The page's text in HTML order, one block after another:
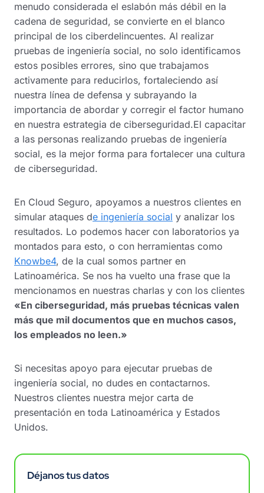
menudo considerada el eslabón más débil en la
cadena de seguridad, se convierte en el blanco
principal de los ciberdelincuentes. Al realizar
pruebas de ingeniería social, no solo identificamos
estos posibles errores, sino que trabajamos
activamente para reducirlos, fortaleciendo así
nuestra línea de defensa y subrayando la
importancia de abordar y corregir el factor humano
en nuestra estrategia de ciberseguridad.El capacitar
a las personas realizando pruebas de ingeniería
social, es la mejor forma para fortalecer una cultura
de ciberseguridad.
En Cloud Seguro, apoyamos a nuestros clientes en
simular ataques de ingeniería social y analizar los
resultados. Lo podemos hacer con laboratorios ya
montados para esto, o con herramientas como
Knowbe4, de la cual somos partner en
Latinoamérica. Se nos ha vuelto una frase que la
mencionamos en nuestras charlas y con los clientes
«En ciberseguridad, más pruebas técnicas valen
más que mil documentos que en muchos casos,
los empleados no leen.»
Si necesitas apoyo para ejecutar pruebas de
ingeniería social, no dudes en contactarnos.
Nuestros clientes nuestra mejor carta de
presentación en toda Latinoamérica y Estados
Unidos.
Déjanos tus datos